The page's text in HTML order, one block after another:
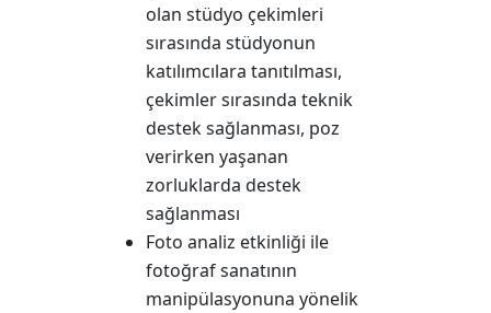
olan stüdyo çekimleri
sırasında stüdyonun
katılımcılara tanıtılması,
çekimler sırasında teknik
destek sağlanması, poz
verirken yaşanan
zorluklarda destek
sağlanması
Foto analiz etkinliği ile
fotoğraf sanatının
manipülasyonuna yönelik